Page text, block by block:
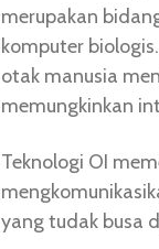
merupakan
komputer
otak manusia
memungkinkan
Teknologi OI
yang tudak busa